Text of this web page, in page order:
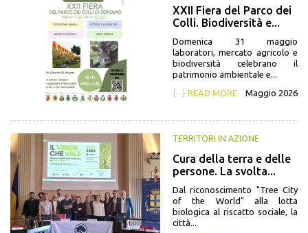
XXII Fiera del Parco dei
Colli. Biodiversità e...
Domenica 31 maggio
laboratori, mercato agricolo e
biodiversità celebrano il
patrimonio ambientale e...
{···} READ MORE Maggio 2026
TERRITORI IN AZIONE
Cura della terra e delle
persone. La svolta...
Dal riconoscimento "Tree City
of the World" alla lotta
biologica al riscatto sociale, la
città...